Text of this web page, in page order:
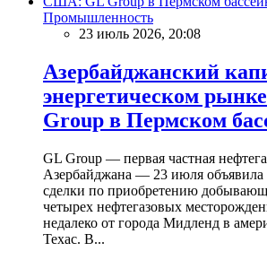
Промышленность
23 июль 2026, 20:08
Азербайджанский
энергетическом
Group в Пермском
GL Group — первая частная
Азербайджана — 23 июля объявила
сделки по приобретению
четырех нефтегазовых
недалеко от города Мидленд в
Техас. В...